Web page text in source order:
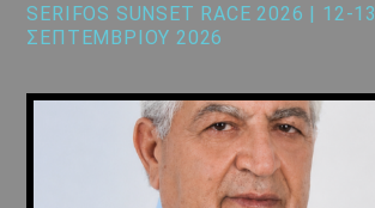
SERIFOS SUNSET RACE 2026 | 12-13
ΣΕΠΤΕΜΒΡΙΟΥ 2026